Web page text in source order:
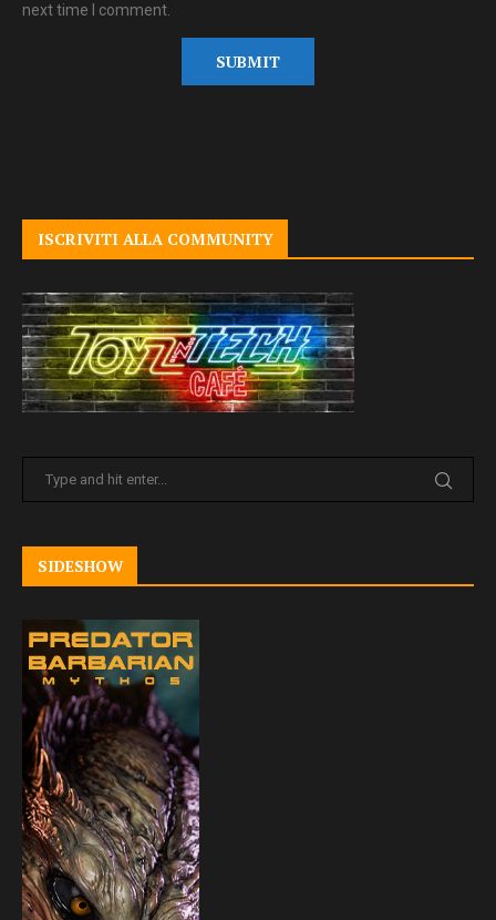
next time I comment.
ISCRIVITI ALLA COMMUNITY
SIDESHOW